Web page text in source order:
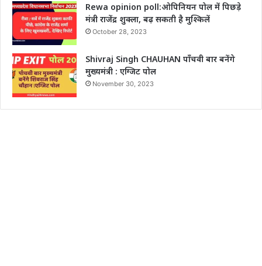
Rewa opinion poll:ओपिनियन पोल में पिछड़े
मंत्री राजेंद्र शुक्ला, बढ़ सकती है मुश्किलें
October 28, 2023
Shivraj Singh CHAUHAN पाँचवी बार बनेंगे
मुख्यमंत्री : एग्जिट पोल
November 30, 2023